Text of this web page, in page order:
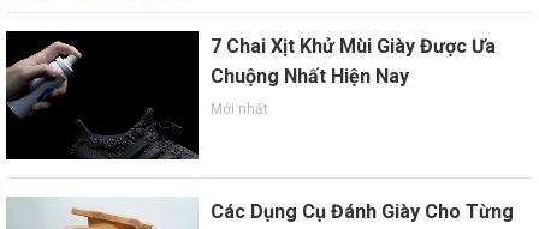
7 Chai Xịt Khử Mùi Giày Được Ưa
Chuộng Nhất Hiện Nay
Mới nhất
Các Dụng Cụ Đánh Giày Cho Từng